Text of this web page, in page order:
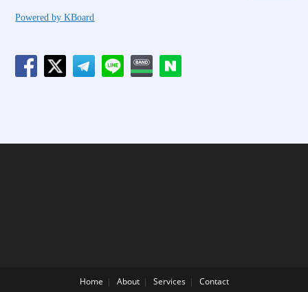
Powered by KBoard
Home About Services Contact